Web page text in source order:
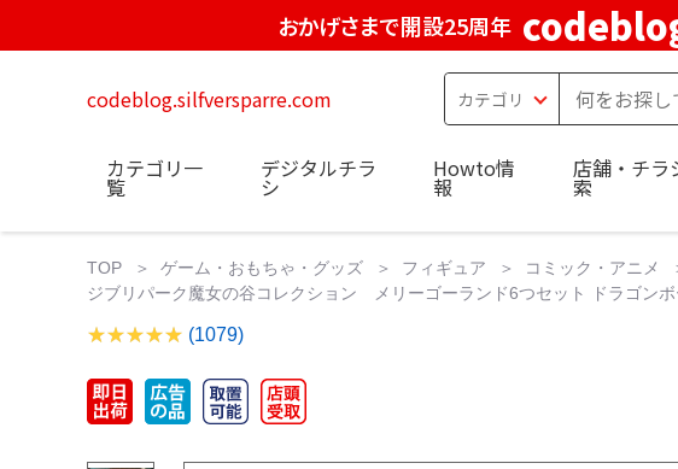
おかげさまで開設25周年
codeblog.silfversparre.com
カテゴリ一
覧
デジタルチラ
シ
Howto情
報
店舗・チラ
索
TOP ゲーム・おもちゃ・グッズ フィギュア
コミック・アニメ
ジブリパーク魔女の谷コレクション メリーゴーランド6つセット ドラゴンボ
(1079)